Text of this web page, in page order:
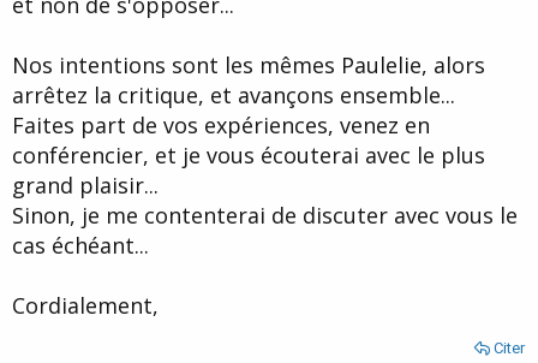
Nos intentions sont les mêmes Paulelie, alors
arrêtez la critique, et avançons ensemble...
Faites part de vos expériences, venez en
conférencier, et je vous écouterai avec le plus
grand plaisir...
Sinon, je me contenterai de discuter avec vous le
cas échéant...
Cordialement,
Citer